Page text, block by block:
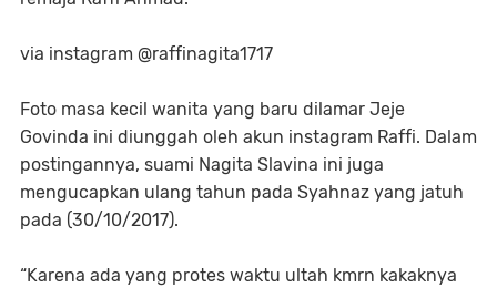
via instagram @raffinagita1717
Foto masa kecil wanita yang baru dilamar Jeje
Govinda ini diunggah oleh akun instagram Raffi. Dalam
postingannya, suami Nagita Slavina ini juga
mengucapkan ulang tahun pada Syahnaz yang jatuh
pada (30/10/2017).
“Karena ada yang protes waktu ultah kmrn kakaknya